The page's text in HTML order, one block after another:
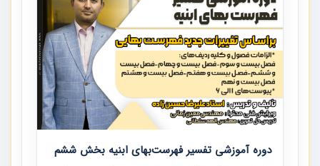
دوره آموزشی تفسیر فهرست‌بهای ابنیه بخش ششم